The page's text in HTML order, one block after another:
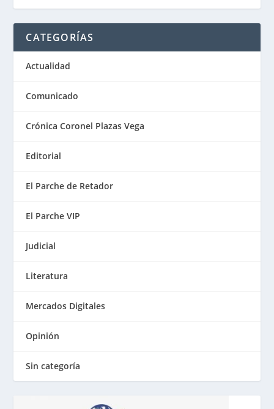
CATEGORÍAS
Actualidad
Comunicado
Crónica Coronel Plazas Vega
Editorial
El Parche de Retador
El Parche VIP
Judicial
Literatura
Mercados Digitales
Opinión
Sin categoría